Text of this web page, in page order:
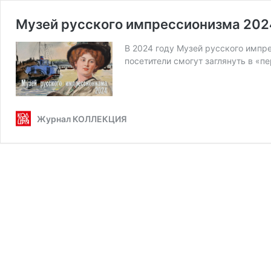
Музей русского импрессионизма
В 2024 году Музей русского
по­се­ти­те­ли смо­гут за­гля­нуть в
Журнал КОЛЛЕКЦИЯ